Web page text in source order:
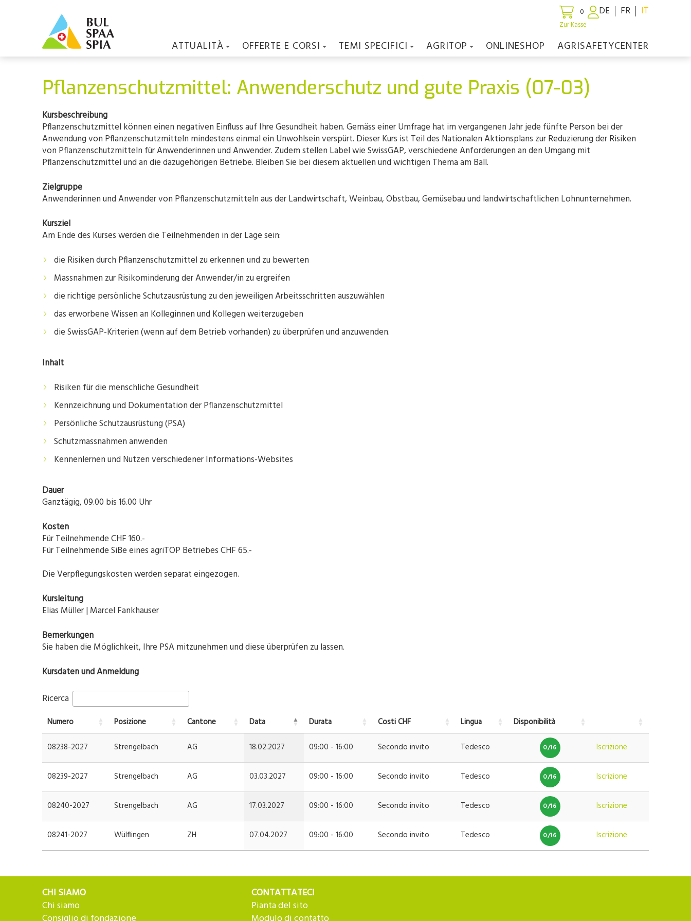
0
Zur Kasse
DE FR IT
ATTUALITÀ OFFERTE E CORSI TEMI SPECIFICI AGRITOP ONLINESHOP AGRISAFETYCENTER
Pflanzenschutzmittel: Anwenderschutz und gute Praxis (07-03)
Kursbeschreibung
Pflanzenschutzmittel können einen negativen Einfluss auf Ihre Gesundheit haben. Gemäss einer Umfrage hat im vergangenen Jahr jede fünfte Person bei der
Anwendung von Pflanzenschutzmitteln mindestens einmal ein Unwohlsein verspürt. Dieser Kurs ist Teil des Nationalen Aktionsplans zur Reduzierung der Risiken
von Pflanzenschutzmitteln für Anwenderinnen und Anwender. Zudem stellen Label wie SwissGAP, verschiedene Anforderungen an den Umgang mit
Pflanzenschutzmittel und an die dazugehörigen Betriebe. Bleiben Sie bei diesem aktuellen und wichtigen Thema am Ball.
Zielgruppe
Anwenderinnen und Anwender von Pflanzenschutzmitteln aus der Landwirtschaft, Weinbau, Obstbau, Gemüsebau und landwirtschaftlichen Lohnunternehmen.
Kursziel
Am Ende des Kurses werden die Teilnehmenden in der Lage sein:
die Risiken durch Pflanzenschutzmittel zu erkennen und zu bewerten
Massnahmen zur Risikominderung der Anwender/in zu ergreifen
die richtige persönliche Schutzausrüstung zu den jeweiligen Arbeitsschritten auszuwählen
das erworbene Wissen an Kolleginnen und Kollegen weiterzugeben
die SwissGAP-Kriterien (wenn auf dem Betrieb vorhanden) zu überprüfen und anzuwenden.
Inhalt
Risiken für die menschliche Gesundheit
Kennzeichnung und Dokumentation der Pflanzenschutzmittel
Persönliche Schutzausrüstung (PSA)
Schutzmassnahmen anwenden
Kennenlernen und Nutzen verschiedener Informations-Websites
Dauer
Ganztägig, 09.00 bis 16.00 Uhr
Kosten
Für Teilnehmende CHF 160.-
Für Teilnehmende SiBe eines agriTOP Betriebes CHF 65.-
Die Verpflegungskosten werden separat eingezogen.
Kursleitung
Elias Müller | Marcel Fankhauser
Bemerkungen
Sie haben die Möglichkeit, Ihre PSA mitzunehmen und diese überprüfen zu lassen.
Kursdaten und Anmeldung
Ricerca
Numero Posizione Cantone Data Durata Costi CHF Lingua Disponibilità
08238-2027 Strengelbach AG 18.02.2027 09:00 - 16:00 Secondo invito Tedesco 0/16 Iscrizione
08239-2027 Strengelbach AG 03.03.2027 09:00 - 16:00 Secondo invito Tedesco 0/16 Iscrizione
08240-2027 Strengelbach AG 17.03.2027 09:00 - 16:00 Secondo invito Tedesco 0/16 Iscrizione
08241-2027 Wülflingen ZH 07.04.2027 09:00 - 16:00 Secondo invito Tedesco 0/16 Iscrizione
CHI SIAMO
Chi siamo
CONTATTATECI
Pianta del sito